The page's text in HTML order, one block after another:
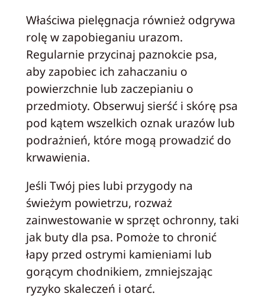
Właściwa pielęgnacja również odgrywa
rolę w zapobieganiu urazom.
Regularnie przycinaj paznokcie psa,
aby zapobiec ich zahaczaniu o
powierzchnie lub zaczepianiu o
przedmioty. Obserwuj sierść i skórę psa
pod kątem wszelkich oznak urazów lub
podrażnień, które mogą prowadzić do
krwawienia.
Jeśli Twój pies lubi przygody na
świeżym powietrzu, rozważ
zainwestowanie w sprzęt ochronny, taki
jak buty dla psa. Pomoże to chronić
łapy przed ostrymi kamieniami lub
gorącym chodnikiem, zmniejszając
ryzyko skaleczeń i otarć.